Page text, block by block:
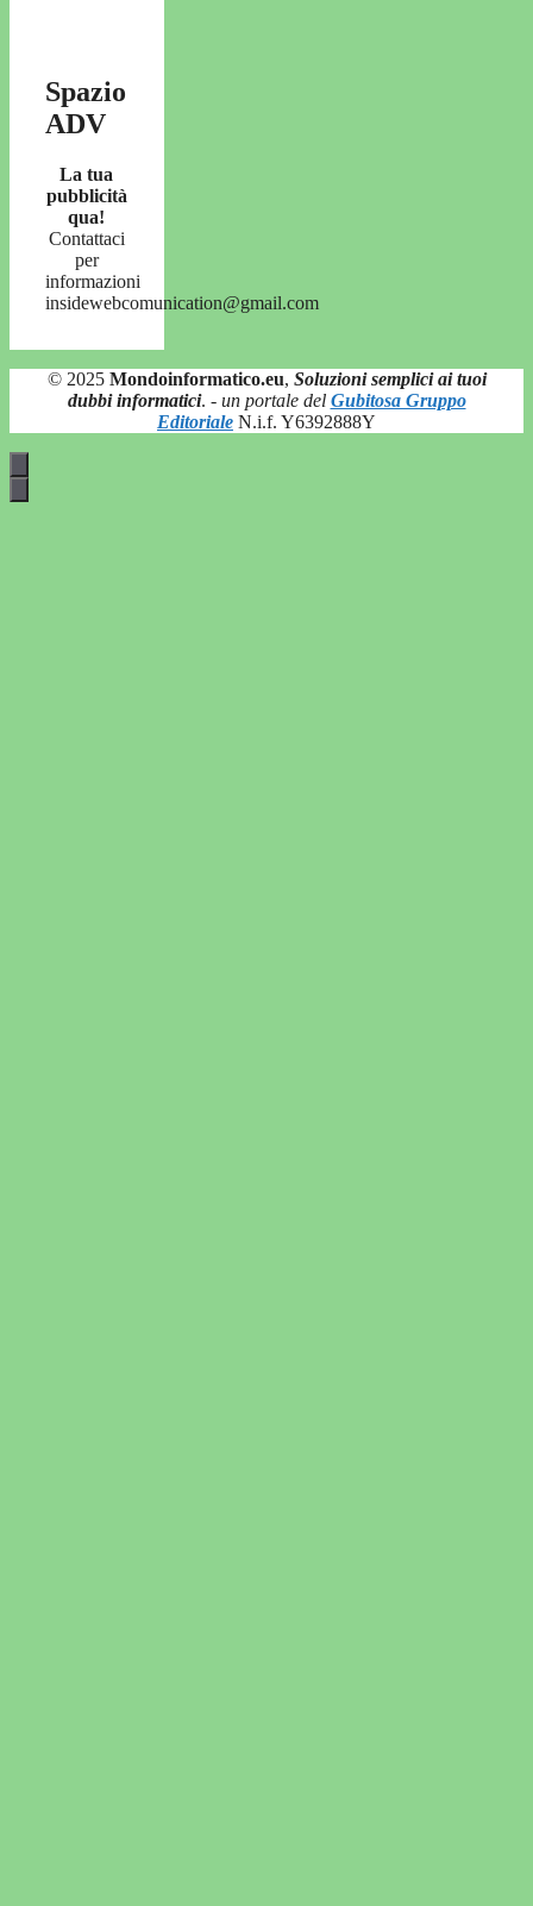
Spazio
ADV
La tua
pubblicità
qua!
Contattaci
per
informazioni
insidewebcomunication@gmail.com
© 2025 Mondoinformatico.eu, Soluzioni semplici ai tuoi
dubbi informatici. - un portale del Gubitosa Gruppo
Editoriale N.i.f. Y6392888Y